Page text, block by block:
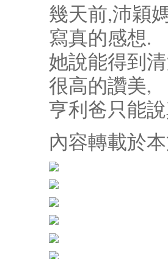
幾天前,沛穎
寫真的感想.
她說能得到
很高的讚美,
亨利爸只能
內容轉載於